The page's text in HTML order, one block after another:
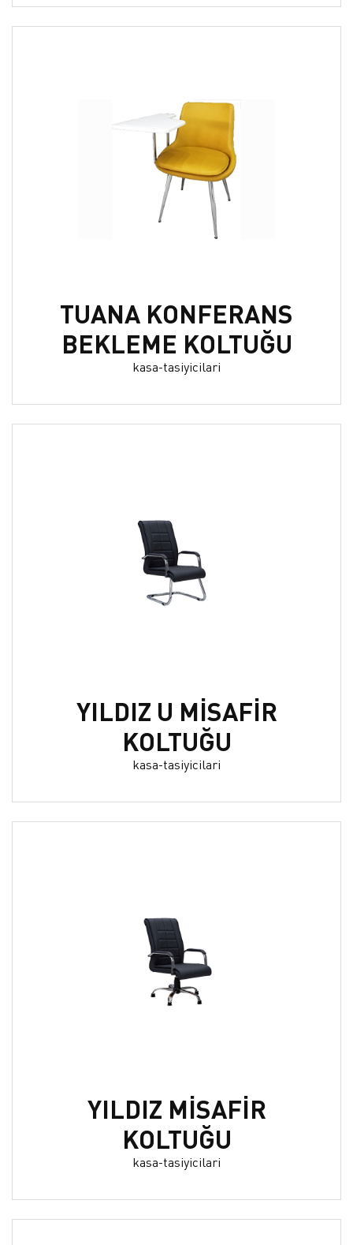
TUANA KONFERANS
BEKLEME KOLTUĞU
kasa-tasiyicilari
YILDIZ U MİSAFİR
KOLTUĞU
kasa-tasiyicilari
YILDIZ MİSAFİR
KOLTUĞU
kasa-tasiyicilari